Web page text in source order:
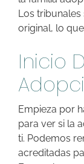
Los
original, lo
Inicio
Empieza por
para ver si la
ti. Podemos
acreditadas